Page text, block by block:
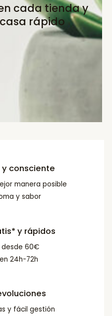
cada tienda y
rápido
y consciente
manera posible
y sabor
y rápidos
desde 60€
24h-72h
y fácil gestión